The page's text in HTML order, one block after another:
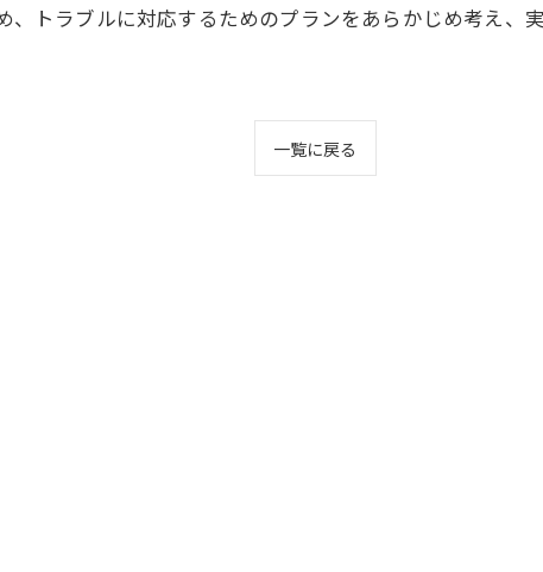
トラブルに対応するためのプランをあらかじめ考え、
一覧に戻る